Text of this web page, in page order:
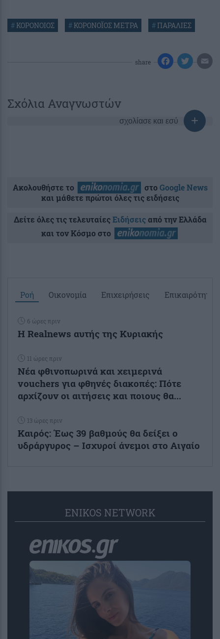
#ΚΟΡΟΝΟΙΟΣ #ΚΟΡΟΝΟΪΟΣ ΜΕΤΡΑ #ΠΑΡΑΛΙΕΣ
share
Σχόλια Αναγνωστών
σχολίασε και εσύ
Ακολουθήστε το στοGoogle News
και μάθετε πρώτοι όλες τις ειδήσεις
Δείτε όλες τις τελευταίεςΕιδήσειςαπό την Ελλάδα
και τον Κόσμο στο
Ροή Οικονομία Επιχειρήσεις Επικαιρότητα
6 ώρες πριν
Η Realnews αυτής της Κυριακής
11 ώρες πριν
Νέα φθινοπωρινά και χειμερινά
vouchers για φθηνές διακοπές: Πότε
αρχίζουν οι αιτήσεις και ποιους θα...
13 ώρες πριν
Καιρός: Έως 39 βαθμούς θα δείξει ο
υδράργυρος – Ισχυροί άνεμοι στο Αιγαίο
ENIKOS NETWORK